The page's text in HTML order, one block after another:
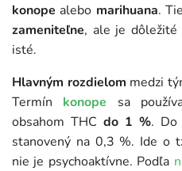
konope alebo marihuana.
zameniteľne, ale je
isté.
Hlavným rozdielom medzi
Termín konope sa
obsahom THC do 1 %. Do
stanovený na 0,3 %. Ide o
nie je psychoaktívne. Podľa